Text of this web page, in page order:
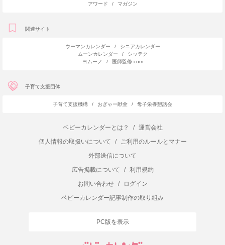
アワード
/ マガジン
関連サイト
ウーマンカレンダー /
シニアカレンダー
ムーンカレンダー
/
シッテク
ヨムーノ
/ 医師監修.com
子育て支援団体
子育て支援機構 / おぎゃー献金 / 母子栄養懇話会
ベビーカレンダーとは？ /
運営会社
個人情報の取扱いについて
/
ご利用のルールとマナー
外部送信について
広告掲載について
/
利用規約
お問い合わせ
/
ログイン
ベビーカレンダー記事制作の取り組み
PC版を表示